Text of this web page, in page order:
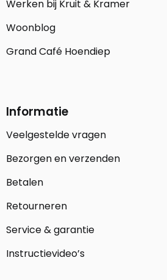
Werken bij Kruit & Kramer
Woonblog
Grand Café Hoendiep
Informatie
Veelgestelde vragen
Bezorgen en verzenden
Betalen
Retourneren
Service & garantie
Instructievideo’s